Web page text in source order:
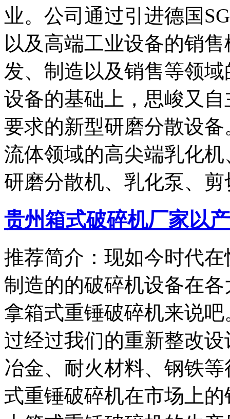
业。公司通过引进德国
以及高端工业设备的销
发、制造以及销售等领
设备的基础上，思峻又
要求的新型研磨分散设
流体领域的高尖端乳化
研磨分散机、乳化泵、剪
贵州箱式破碎机厂家以
推荐简介：现如今时代
制造的的破碎机设备在
拿箱式重锤破碎机来说
过经过我们的重新整改
冶金、耐火材料、钢铁
式重锤破碎机在市场上